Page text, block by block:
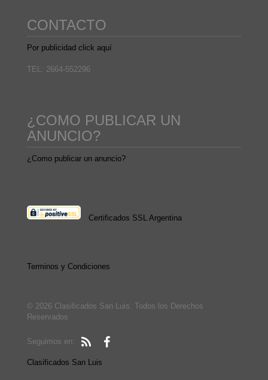
CONTACTO
Por publicidad click aquí
TEL: 2664-552296
¿COMO PUBLICAR UN
ANUNCIO?
¿Como publicar un anuncio?
Certificados SSL Argentina
Terminos y Condiciones
© 2026 Clasificados San Luis. Todos los Derechos
Reservados
Seguimos en:
Clasificados San Luis